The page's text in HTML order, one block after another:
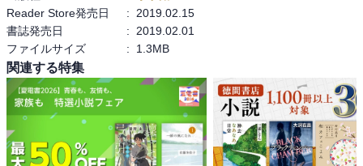
Reader Store発売日
:
2019.02.15
書誌発売日
:
2019.02.01
ファイルサイズ
: 1.3MB
関連する特集